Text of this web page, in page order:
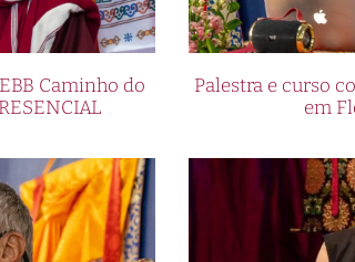
Caminho do
Palestra e curso
em